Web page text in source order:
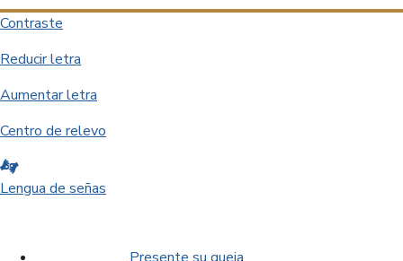
Contraste
Reducir letra
Aumentar letra
Centro de relevo
Lengua de señas